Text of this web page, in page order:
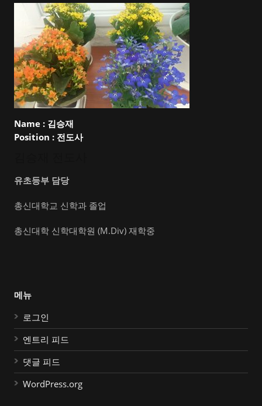
Name : 김승재
Position : 전도사
유초등부 담당
총신대학교 신학과 졸업
총신대학 신학대학원 (M.Div) 재학중
메뉴
로그인
엔트리 피드
댓글 피드
WordPress.org